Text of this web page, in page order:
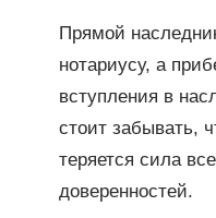
Прямой
нотариусу, а
вступления в
стоит забывать,
теряется сила
доверенностей.